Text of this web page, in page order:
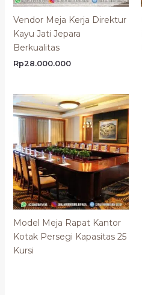
Vendor Meja Kerja Direktur
Kayu Jati Jepara
Berkualitas
Rp28.000.000
Model Meja Rapat Kantor
Kotak Persegi Kapasitas 25
Kursi